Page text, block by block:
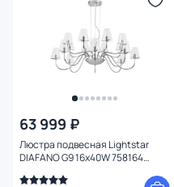
63 999 ₽
Люстра подвесная Lightstar
DIAFANO G9 16х40W 758164